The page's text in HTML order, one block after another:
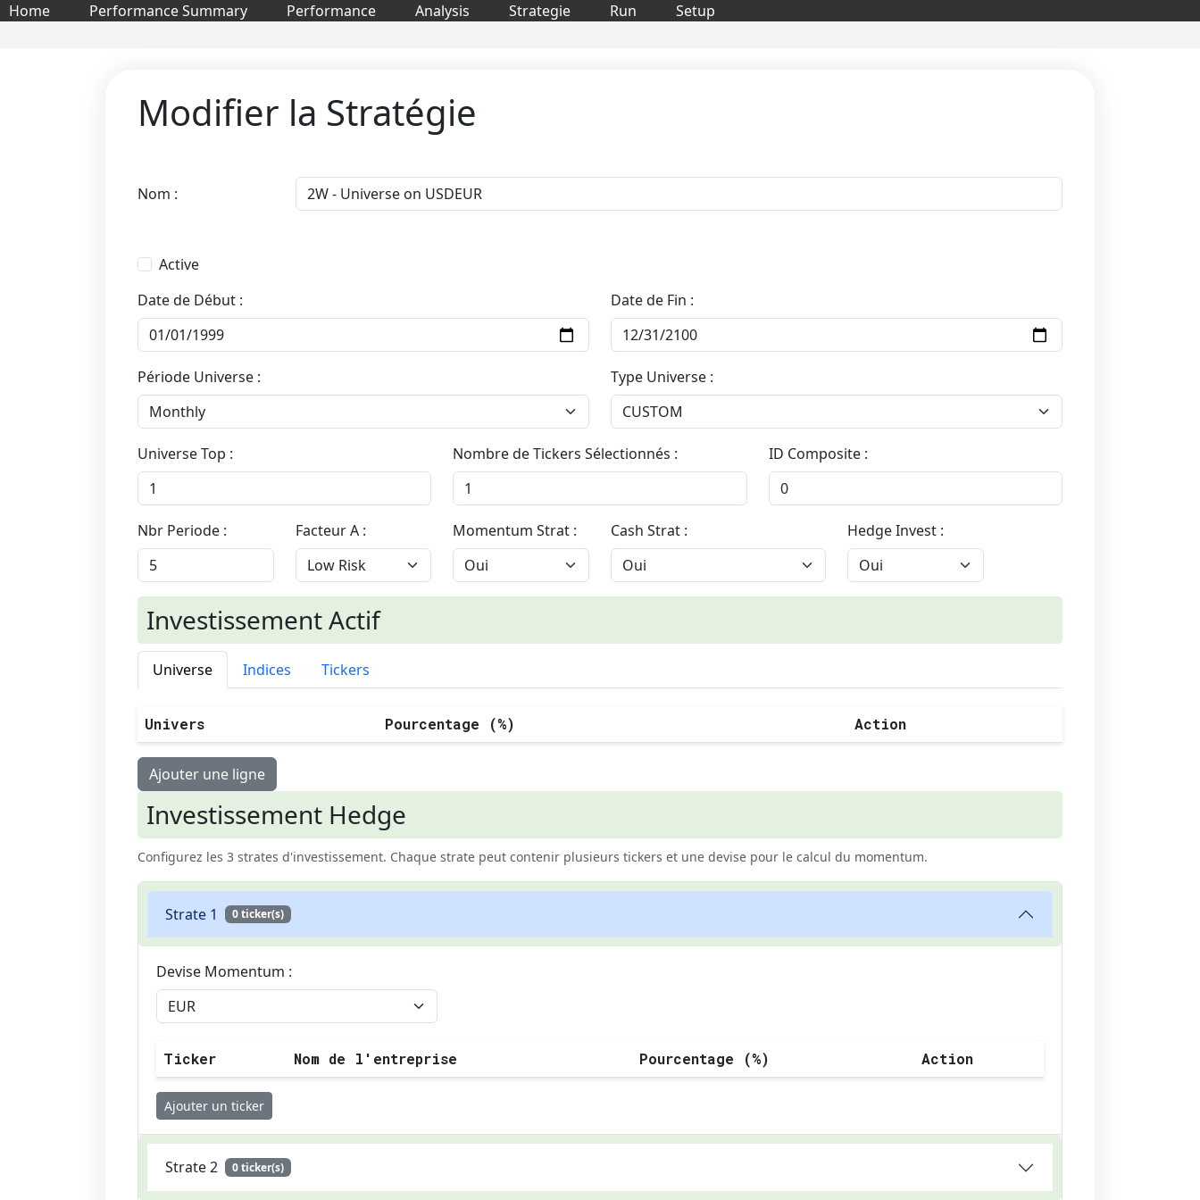
Home Performance Summary Performance Analysis Strategie Run Setup
Modifier la Stratégie
Nom :
Active
Date de Début :
Date de Fin :
Période Universe : Type Universe :
Universe Top : Nombre de Tickers Sélectionnés : ID Composite :
Nbr Periode : Facteur A : Momentum Strat : Cash Strat : Hedge Invest :
Investissement Actif
Universe Indices Tickers
Univers Pourcentage (%) Action
Ajouter une ligne
Investissement Hedge
Configurez les 3 strates d'investissement. Chaque strate peut contenir plusieurs tickers et une devise pour le calcul du momentum.
Strate 1 0 ticker(s)
Devise Momentum :
Ticker Nom de l'entreprise Pourcentage (%) Action
Ajouter un ticker
Strate 2 0 ticker(s)